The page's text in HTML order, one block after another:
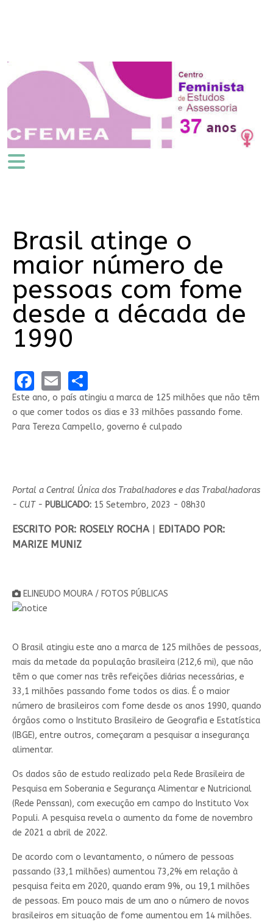
Brasil atinge o
maior número de
pessoas com fome
desde a década de
1990
Facebook
EmailShare
Este ano, o país atingiu a marca de 125 milhões que não têm
o que comer todos os dias e 33 milhões passando fome.
Para Tereza Campello, governo é culpado
Portal a Central Única dos Trabalhadores e das Trabalhadoras
- CUT - PUBLICADO:15 Setembro, 2023 - 08h30
ESCRITO POR: ROSELY ROCHA| EDITADO POR:
MARIZE MUNIZ
ELINEUDO MOURA / FOTOS PÚBLICAS
O Brasil atingiu este ano a marca de 125 milhões de pessoas,
mais da metade da população brasileira (212,6 mi), que não
têm o que comer nas três refeições diárias necessárias, e
33,1 milhões passando fome todos os dias. É o maior
número de brasileiros com fome desde os anos 1990, quando
órgãos como o Instituto Brasileiro de Geografia e Estatística
(IBGE), entre outros, começaram a pesquisar a insegurança
alimentar.
Os dados são de estudo realizado pela Rede Brasileira de
Pesquisa em Soberania e Segurança Alimentar e Nutricional
(Rede Penssan), com execução em campo do Instituto Vox
Populi. A pesquisa revela o aumento da fome de novembro
de 2021 a abril de 2022.
De acordo com o levantamento, o número de pessoas
passando (33,1 milhões) aumentou 73,2% em relação à
pesquisa feita em 2020, quando eram 9%, ou 19,1 milhões
de pessoas. Em pouco mais de um ano o número de novos
brasileiros em situação de fome aumentou em 14 milhões.